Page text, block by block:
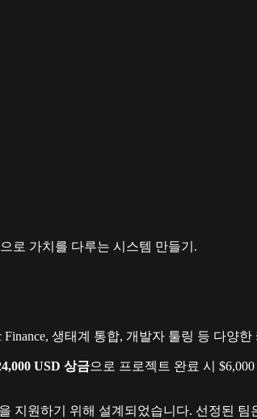
로 가치를 다루는 시스템 만들기.
생태계 통합, 개발자 툴링 등 다양
USD 상금으로 프로젝트 완료 시
지원하기 위해 설계되었습니다. 선정된